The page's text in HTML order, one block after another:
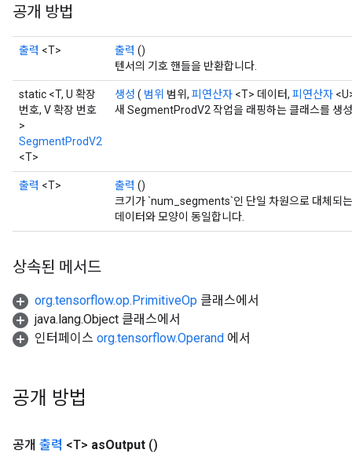
공개 방법
출력 <T> 출력 ()
텐서의 기호 핸들을 반환합니다.
static <T, U 확장
번호, V 확장 번호
>
SegmentProdV2
<T>
생성 ( 범위 범위, 피연산자 <T> 데이터, 피연산자
새 SegmentProdV2 작업을 래핑하는 클래스를 생
출력 <T> 출력 ()
크기가 `num_segments`인 단일 차원으로 대체되
데이터와 모양이 동일합니다.
상속된 메서드
org.tensorflow.op.PrimitiveOp 클래스에서
java.lang.Object 클래스에서
인터페이스 org.tensorflow.Operand 에서
공개 방법
공개 출력 <T> asOutput ()